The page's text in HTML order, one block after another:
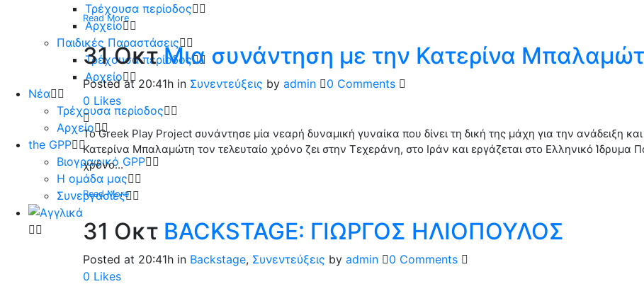
Τρέχουσα περίοδος
Αρχείο
Παιδικές Παραστάσεις
Τρέχουσα περίοδος
Αρχείο
Νέα
Τρέχουσα περίοδος
Αρχείο
the GPP
Βιογραφικό GPP
Η ομάδα μας
Συνεργασίες
Read More
31 Οκτ Μια συνάντηση με την Κατερίνα
Posted at 20:41h in Συνεντεύξεις by admin
0 Comments
0 Likes
Το Greek Play Project συνάντησε μία νεαρή δυναμική γυναίκα που δίνει τη δική της μάχη για την ανάδειξη
Κατερίνα Μπαλαμώτη τον τελευταίο χρόνο ζει στην Τεχεράνη, στο Ιράν και εργάζεται στο Ελληνικό Ίδρυμα
χρόνο...
Read More
31 Οκτ BACKSTAGE: ΓΙΩΡΓΟΣ ΗΛΙΟΠΟΥΛΟΣ
Posted at 20:41h in Backstage, Συνεντεύξεις by admin
0 Comments
0 Likes